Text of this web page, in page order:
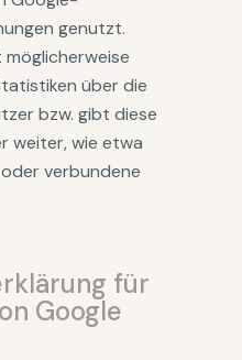
genutzt.
über die
bzw. gibt diese
weiter, wie etwa
verbundene
für
Google